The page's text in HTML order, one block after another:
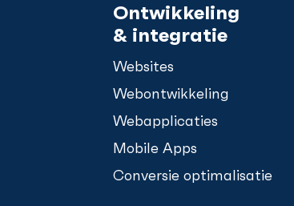
Ontwikkeling
& integratie
Websites
Webontwikkeling
Webapplicaties
Mobile Apps
Conversie optimalisatie